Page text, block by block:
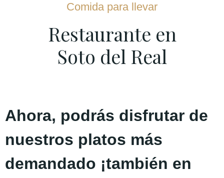
Comida para llevar
Restaurante en
Soto del Real
Ahora, podrás disfrutar de
nuestros platos más
demandado ¡también en